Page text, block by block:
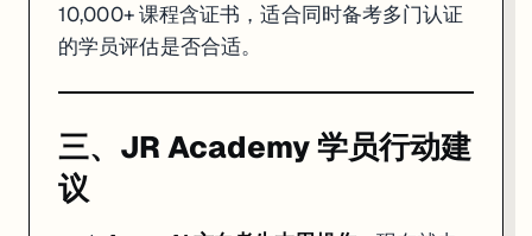
10,000+ 课程含证书，适合同时备考多门认证
的学员评估是否合适。
三、JR Academy 学员行动建
议